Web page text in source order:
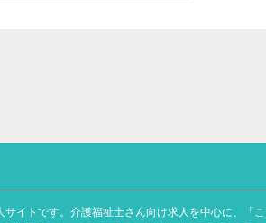
イトです。介護福祉士さん向け求人を中心に、「こ